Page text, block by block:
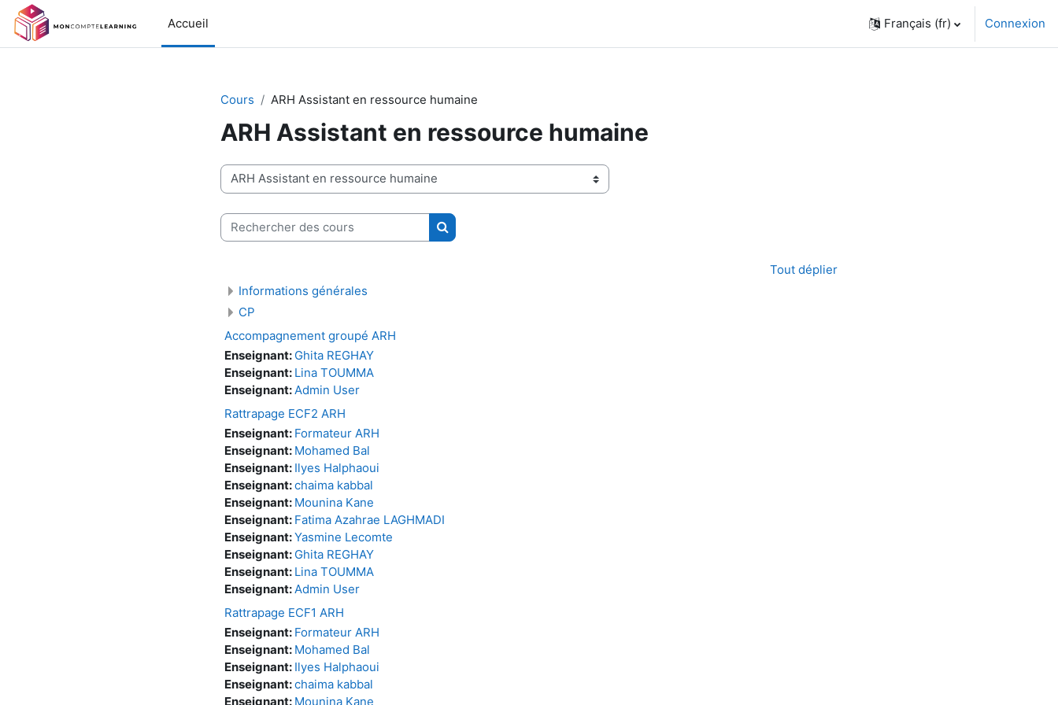
Passer au contenu principal
Accueil
Français ‎(fr)‎ Connexion
Cours ARH Assistant en ressource humaine
ARH Assistant en ressource humaine
Catégories de cours
Rechercher des cours
Rechercher des cours
Tout déplier
Informations générales
CP
Accompagnement groupé ARH
Enseignant: Ghita REGHAY
Enseignant: Lina TOUMMA
Enseignant:Admin User
Rattrapage ECF2 ARH
Enseignant: Formateur ARH
Enseignant: Mohamed Bal
Enseignant: Ilyes Halphaoui
Enseignant:chaima kabbal
Enseignant: Mounina Kane
Enseignant: Fatima Azahrae LAGHMADI
Enseignant:Yasmine Lecomte
Enseignant: Ghita REGHAY
Enseignant: Lina TOUMMA
Enseignant:Admin User
Rattrapage ECF1 ARH
Enseignant: Formateur ARH
Enseignant: Mohamed Bal
Enseignant: Ilyes Halphaoui
Enseignant:chaima kabbal
Enseignant: Mounina Kane